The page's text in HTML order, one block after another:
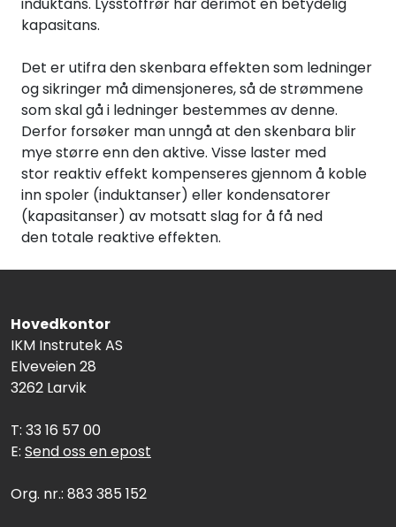
kapasitans.
Det er utifra den skenbara effekten som ledninger
og sikringer må dimensjoneres, så de strømmene
som skal gå i ledninger bestemmes av denne.
Derfor forsøker man unngå at den skenbara blir
mye større enn den aktive. Visse laster med
stor reaktiv effekt kompenseres gjennom å koble
inn spoler (induktanser) eller kondensatorer
(kapasitanser) av motsatt slag for å få ned
den totale reaktive effekten.
Hovedkontor
IKM Instrutek AS
Elveveien 28
3262 Larvik
T: 33 16 57 00
E: Send oss en epost
Org. nr.: 883 385 152